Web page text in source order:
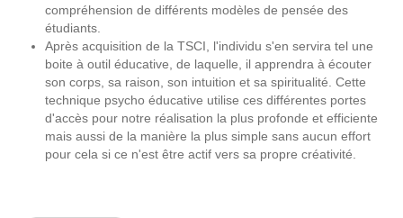
compréhension de différents modèles de pensée des
étudiants.
Après acquisition de la TSCI, l'individu s'en servira tel une
boite à outil éducative, de laquelle, il apprendra à écouter
son corps, sa raison, son intuition et sa spiritualité. Cette
technique psycho éducative utilise ces différentes portes
d'accès pour notre réalisation la plus profonde et efficiente
mais aussi de la manière la plus simple sans aucun effort
pour cela si ce n'est être actif vers sa propre créativité.